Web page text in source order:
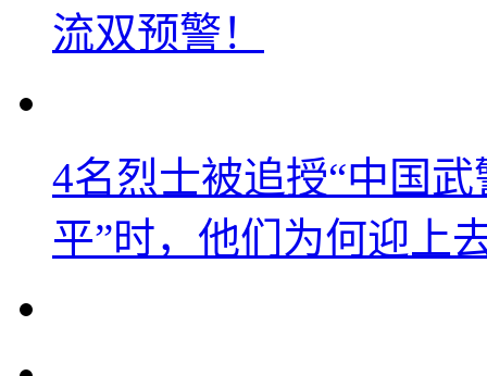
流双预警！
4名烈士被追授“中国
平”时，他们为何迎上